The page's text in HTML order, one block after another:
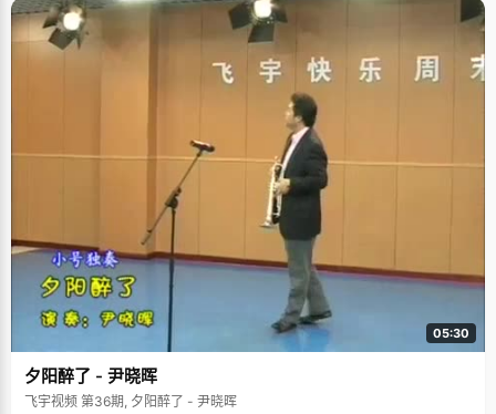
05:30
夕阳醉了 - 尹晓晖
飞宇视频 第36期, 夕阳醉了 - 尹晓晖